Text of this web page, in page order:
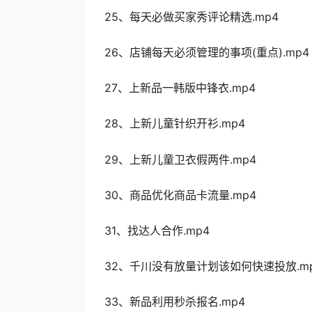
25、每天必做买家秀评论精选.mp4
26、店铺每天必须管理的事项(重点).mp4
27、上新品一韩版中锋衣.mp4
28、上新儿童针织开衫.mp4
29、上新儿童卫衣假两件.mp4
30、商品优化商品卡流量.mp4
31、找达人合作.mp4
32、千川没有放量计划该如何快速投放
33、新品利用秒杀报名.mp4